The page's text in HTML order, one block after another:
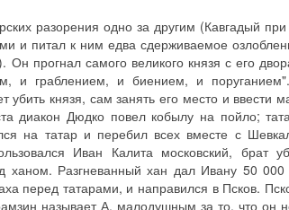
разорения одно за другим (Кавгадый
и питал к ним едва сдерживаемое
прогнал самого великого князя с его
и граблением, и биением, и
князя, сам занять его место и ввести
диакон Дюдко повел кобылу на пойло;
на татар и перебил всех вместе с
Иван Калита московский, брат
Разгневанный хан дал Ивану 50 000
перед татарами, и направился в Псков.
называет А. малодушным за то, что он